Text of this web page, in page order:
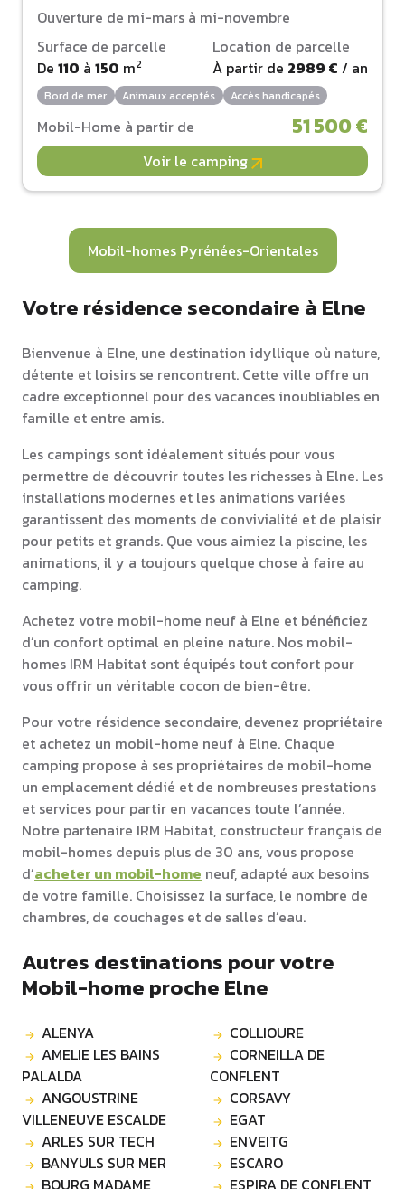
Ouverture de mi-mars à mi-novembre
Surface de parcelle
De 110 à 150 m2
Location de parcelle
À partir de 2989 € / an
Bord de mer Animaux acceptés Accès handicapés
Mobil-Home à partir de 51 500 €
Voir le camping
Mobil-homes Pyrénées-Orientales
Votre résidence secondaire à Elne
Bienvenue à Elne, une destination idyllique où nature,
détente et loisirs se rencontrent. Cette ville offre un
cadre exceptionnel pour des vacances inoubliables en
famille et entre amis.
Les campings sont idéalement situés pour vous
permettre de découvrir toutes les richesses à Elne. Les
installations modernes et les animations variées
garantissent des moments de convivialité et de plaisir
pour petits et grands. Que vous aimiez la piscine, les
animations, il y a toujours quelque chose à faire au
camping.
Achetez votre mobil-home neuf à Elne et bénéficiez
d’un confort optimal en pleine nature. Nos mobil-
homes IRM Habitat sont équipés tout confort pour
vous offrir un véritable cocon de bien-être.
Pour votre résidence secondaire, devenez propriétaire
et achetez un mobil-home neuf à Elne. Chaque
camping propose à ses propriétaires de mobil-home
un emplacement dédié et de nombreuses prestations
et services pour partir en vacances toute l’année.
Notre partenaire IRM Habitat, constructeur français de
mobil-homes depuis plus de 30 ans, vous propose
d’acheter un mobil-home neuf, adapté aux besoins
de votre famille. Choisissez la surface, le nombre de
chambres, de couchages et de salles d’eau.
Autres destinations pour votre
Mobil-home proche Elne
ALENYA
AMELIE LES BAINS
PALALDA
ANGOUSTRINE
VILLENEUVE ESCALDE
ARLES SUR TECH
BANYULS SUR MER
COLLIOURE
CORNEILLA DE
CONFLENT
CORSAVY
EGAT
ENVEITG
ESCARO